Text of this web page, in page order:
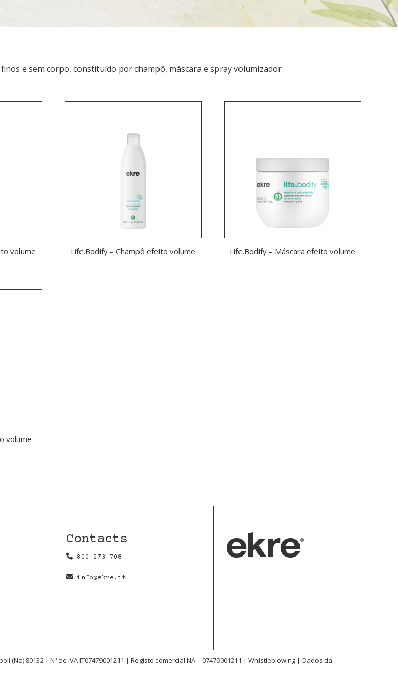
e sem corpo, constituído por champô, máscara e spray volumizador
volume Life.Bodify – Champô efeito volume Life.Bodify – Máscara efeito volume
volume
Contacts
800 273 708
info@ekre.it
80132 | Nº de IVA IT07479001211 | Registo comercial NA – 07479001211 | Whistleblowing | Dados da